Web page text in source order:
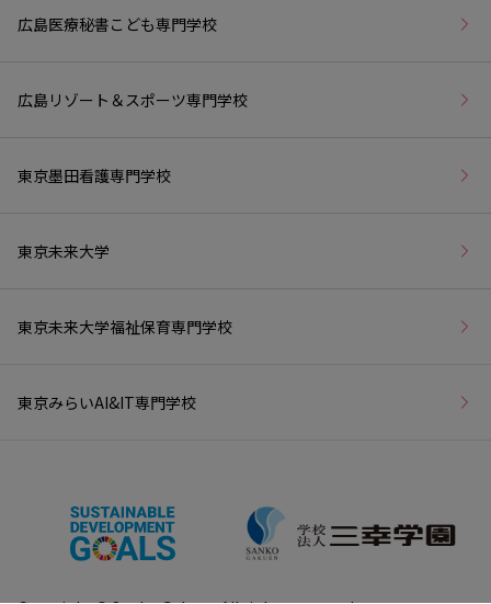
広島医療秘書こども専門学校
広島リゾート＆スポーツ専門学校
東京墨田看護専門学校
東京未来大学
東京未来大学福祉保育専門学校
東京みらいAI&IT専門学校